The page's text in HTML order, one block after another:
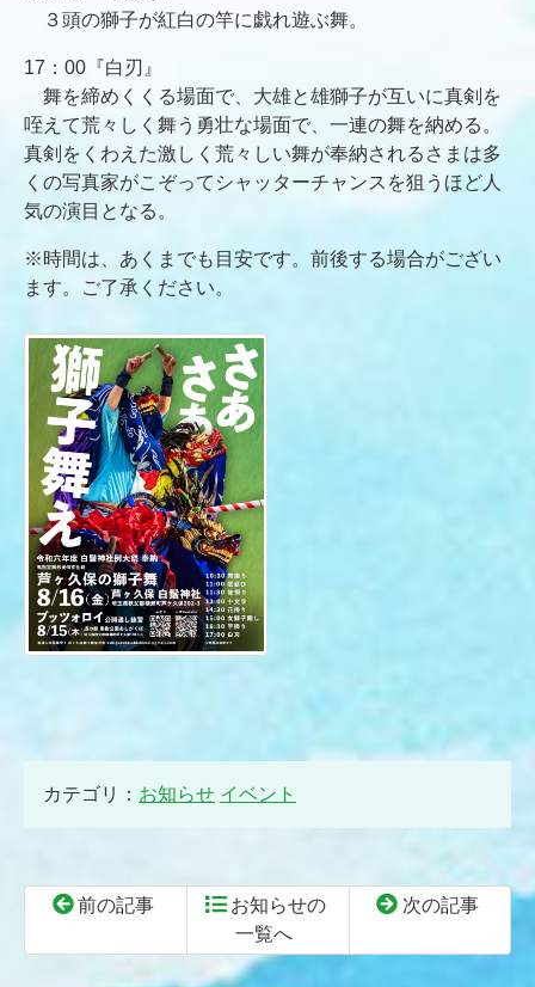
３頭の獅子が紅白の竿に戯れ遊ぶ舞。
17：00『白刃』
舞を締めくくる場面で、大雄と雄獅子が互いに真剣を
咥えて荒々しく舞う勇壮な場面で、一連の舞を納める。
真剣をくわえた激しく荒々しい舞が奉納されるさまは多
くの写真家がこぞってシャッターチャンスを狙うほど人
気の演目となる。
※時間は、あくまでも目安です。前後する場合がござい
ます。ご了承ください。
カテゴリ： お知らせ イベント
前の記事
お知らせの
一覧へ
次の記事